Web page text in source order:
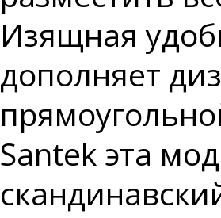
Изящная
дополняет
Santek эта